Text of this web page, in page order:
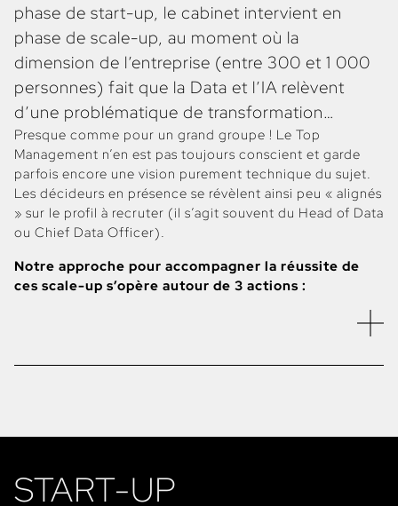
la transformation, en portant la technique entre les
mains des métiers avec un impact fort et mesurable
sur la top ou la bottom-line.
phase de start-up, le cabinet intervient en
phase de scale-up, au moment où la
dimension de l’entreprise (entre 300 et 1 000
personnes) fait que la Data et l’IA relèvent
d’une problématique de transformation…
Presque comme pour un grand groupe ! Le Top
Management n’en est pas toujours conscient et garde
parfois encore une vision purement technique du sujet.
Les décideurs en présence se révèlent ainsi peu « alignés
» sur le profil à recruter (il s’agit souvent du Head of Data
ou Chief Data Officer).
Notre approche pour accompagner la réussite de
ces scale-up s’opère autour de 3 actions :
des grands groupes dans leur transformation Data
Sélectionner et attirer les Talents
leurs compétences techniques et de leadership (ou
START-UP